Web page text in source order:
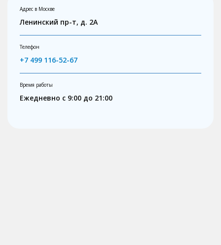
Адрес в Москве
Ленинский пр-т, д. 2А
Телефон
+7 499 116-52-67
Время работы
Ежедневно с 9:00 до 21:00